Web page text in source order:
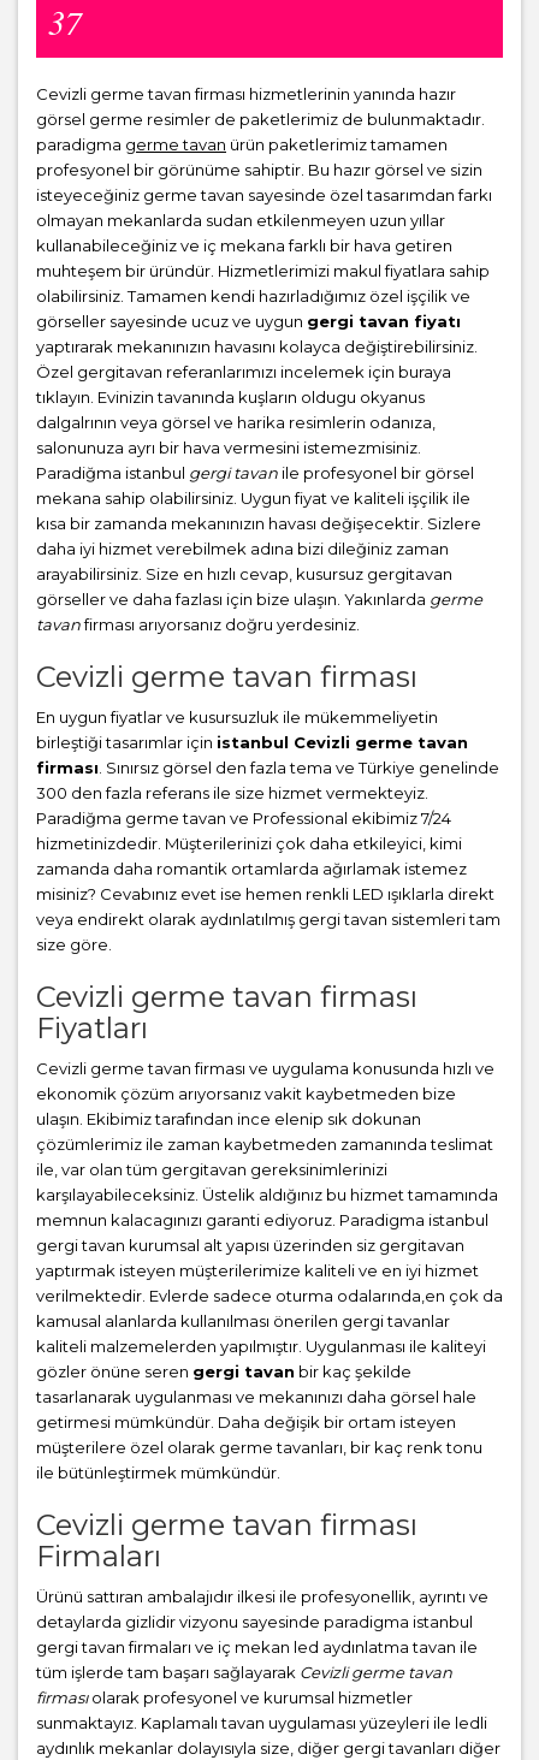
37
Cevizli germe tavan firması hizmetlerinin yanında hazır
görsel germe resimler de paketlerimiz de bulunmaktadır.
paradigma germe tavan ürün paketlerimiz tamamen
profesyonel bir görünüme sahiptir. Bu hazır görsel ve sizin
isteyeceğiniz germe tavan sayesinde özel tasarımdan farkı
olmayan mekanlarda sudan etkilenmeyen uzun yıllar
kullanabileceğiniz ve iç mekana farklı bir hava getiren
muhteşem bir üründür. Hizmetlerimizi makul fiyatlara sahip
olabilirsiniz. Tamamen kendi hazırladığımız özel işçilik ve
görseller sayesinde ucuz ve uygun gergi tavan fiyatı
yaptırarak mekanınızın havasını kolayca değiştirebilirsiniz.
Özel gergitavan referanlarımızı incelemek için buraya
tıklayın. Evinizin tavanında kuşların oldugu okyanus
dalgalrının veya görsel ve harika resimlerin odanıza,
salonunuza ayrı bir hava vermesini istemezmisiniz.
Paradiğma istanbul gergi tavan ile profesyonel bir görsel
mekana sahip olabilirsiniz. Uygun fiyat ve kaliteli işçilik ile
kısa bir zamanda mekanınızın havası değişecektir. Sizlere
daha iyi hizmet verebilmek adına bizi dileğiniz zaman
arayabilirsiniz. Size en hızlı cevap, kusursuz gergitavan
görseller ve daha fazlası için bize ulaşın. Yakınlarda germe
tavanfirması arıyorsanız doğru yerdesiniz.
Cevizli germe tavan firması
En uygun fiyatlar ve kusursuzluk ile mükemmeliyetin
birleştiği tasarımlar için istanbul Cevizli germe tavan
firması . Sınırsız görsel den fazla tema ve Türkiye genelinde
300 den fazla referans ile size hizmet vermekteyiz.
Paradiğma germe tavan ve Professional ekibimiz 7/24
hizmetinizdedir. Müşterilerinizi çok daha etkileyici, kimi
zamanda daha romantik ortamlarda ağırlamak istemez
misiniz? Cevabınız evet ise hemen renkli LED ışıklarla direkt
veya endirekt olarak aydınlatılmış gergi tavan sistemleri tam
size göre.
Cevizli germe tavan firması
Fiyatları
Cevizli germe tavan firması ve uygulama konusunda hızlı ve
ekonomik çözüm arıyorsanız vakit kaybetmeden bize
ulaşın. Ekibimiz tarafından ince elenip sık dokunan
çözümlerimiz ile zaman kaybetmeden zamanında teslimat
ile, var olan tüm gergitavan gereksinimlerinizi
karşılayabileceksiniz. Üstelik aldığınız bu hizmet tamamında
memnun kalacagınızı garanti ediyoruz. Paradigma istanbul
gergi tavan kurumsal alt yapısı üzerinden siz gergitavan
yaptırmak isteyen müşterilerimize kaliteli ve en iyi hizmet
verilmektedir. Evlerde sadece oturma odalarında,en çok da
kamusal alanlarda kullanılması önerilen gergi tavanlar
kaliteli malzemelerden yapılmıştır. Uygulanması ile kaliteyi
gözler önüne seren gergi tavan bir kaç şekilde
tasarlanarak uygulanması ve mekanınızı daha görsel hale
getirmesi mümkündür. Daha değişik bir ortam isteyen
müşterilere özel olarak germe tavanları, bir kaç renk tonu
ile bütünleştirmek mümkündür.
Cevizli germe tavan firması
Firmaları
Ürünü sattıran ambalajıdır ilkesi ile profesyonellik, ayrıntı ve
detaylarda gizlidir vizyonu sayesinde paradigma istanbul
gergi tavan firmaları ve iç mekan led aydınlatma tavan ile
tüm işlerde tam başarı sağlayarak Cevizli germe tavan
firmasıolarak profesyonel ve kurumsal hizmetler
sunmaktayız. Kaplamalı tavan uygulaması yüzeyleri ile ledli
aydınlık mekanlar dolayısıyla size, diğer gergi tavanları diğer